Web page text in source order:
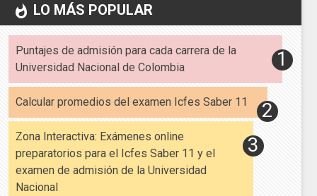
whatshot LO MÁS POPULAR
Puntajes de admisión para cada carrera de la
Universidad Nacional de Colombia
Calcular promedios del examen Icfes Saber 11
Zona Interactiva: Exámenes online
preparatorios para el Icfes Saber 11 y el
examen de admisión de la Universidad
Nacional